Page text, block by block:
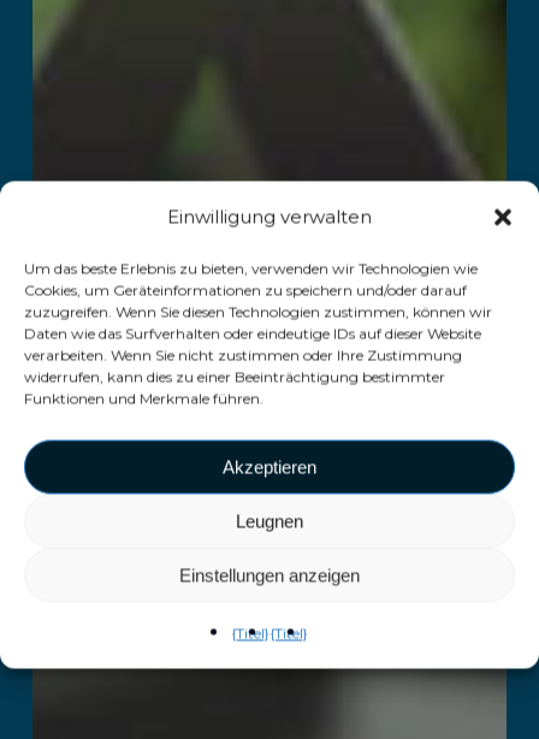
Einwilligung verwalten
Um das beste Erlebnis zu bieten, verwenden wir Technologien wie
Cookies, um Geräteinformationen zu speichern und/oder darauf
zuzugreifen. Wenn Sie diesen Technologien zustimmen, können wir
Daten wie das Surfverhalten oder eindeutige IDs auf dieser Website
verarbeiten. Wenn Sie nicht zustimmen oder Ihre Zustimmung
widerrufen, kann dies zu einer Beeinträchtigung bestimmter
Funktionen und Merkmale führen.
Akzeptieren
Leugnen
Einstellungen anzeigen
{Titel}{Titel}